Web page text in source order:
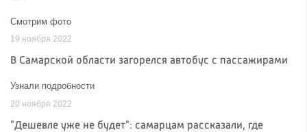
Смотрим фото
19 ноября 2022
В Самарской области загорелся автобус с пассажирами
Узнали подробности
20 ноября 2022
"Дешевле уже не будет": самарцам рассказали, где